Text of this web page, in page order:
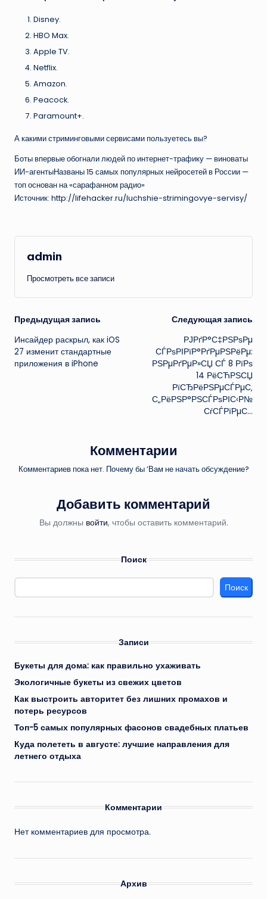
Disney.
HBO Max.
Apple TV.
Netflix.
Amazon.
Peacock.
Paramount+.
А какими стриминговыми сервисами пользуетесь вы?
Боты впервые обогнали людей по интернет-трафику — виноваты
ИИ-агентыНазваны 15 самых популярных нейросетей в России —
топ основан на «сарафанном радио»
Источник: http://lifehacker.ru/luchshie-strimingovye-servisy/
admin
Просмотреть все записи
Навигация
записи
Предыдущая запись
Инсайдер раскрыл, как iOS
27 изменит стандартные
приложения в iPhone
Следующая запись
РЈРґР°С‡РЅРѕРµ
СЃРѕРІРїР°РґРµРЅРёРµ:
РЅРµРґРµР»СЏ СЃ 8 РїРѕ
14 РёСЋРЅСЏ
РїСЂРёРЅРµСЃРµС‚
С„РёРЅР°РЅСЃРѕРІС‹Р№
СѓСЃРїРµС…
Комментарии
Комментариев пока нет. Почему бы ’Вам не начать обсуждение?
Добавить комментарий
Вы должны войти, чтобы оставить комментарий.
Поиск
Поиск
Записи
Букеты для дома: как правильно ухаживать
Экологичные букеты из свежих цветов
Как выстроить авторитет без лишних промахов и
потерь ресурсов
Топ-5 самых популярных фасонов свадебных платьев
Куда полететь в августе: лучшие направления для
летнего отдыха
Комментарии
Нет комментариев для просмотра.
Архив